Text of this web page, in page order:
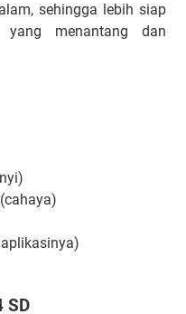
sehingga lebih siap
yang menantang dan
SD